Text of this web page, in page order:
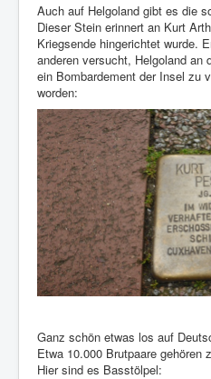
Auch auf Helgoland gibt es die
Dieser Stein erinnert an Kurt
Kriegsende hingerichtet wurde.
anderen versucht, Helgoland an
ein Bombardement der Insel zu
worden:
Ganz schön etwas los auf
Etwa 10.000 Brutpaare gehören
Hier sind es Basstölpel: